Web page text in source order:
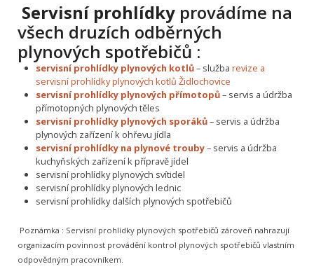
Servisní prohlídky provádíme na
všech druzích odběrných
plynových spotřebičů :
servisní prohlídky plynových kotlů– služba revize a
servisní prohlídky plynových kotlů Židlochovice
servisní prohlídky plynových přímotopů– servis a údržba
přímotopných plynových těles
servisní prohlídky plynových sporáků– servis a údržba
plynových zařízení k ohřevu jídla
servisní prohlídky na plynové trouby– servis a údržba
kuchyňských zařízení k přípravě jídel
servisní prohlídky plynových svítidel
servisní prohlídky plynových lednic
servisní prohlídky dalších plynových spotřebičů
Poznámka : Servisní prohlídky plynových spotřebičů zároveň nahrazují
organizacím povinnost provádění kontrol plynových spotřebičů vlastním
odpovědným pracovníkem.